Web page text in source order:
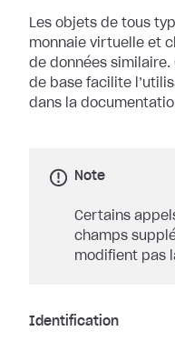
Les objets de tous
monnaie virtuelle et
de données
de base facilite
dans la
Note
Certains
champs
modifient pas
Identification